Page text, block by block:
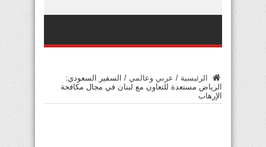
الرئيسية / عربي وعالمي / السفير السعودي:
الرياض مستعدة للتعاون مع لبنان في مجال مكافحة
الإرهاب